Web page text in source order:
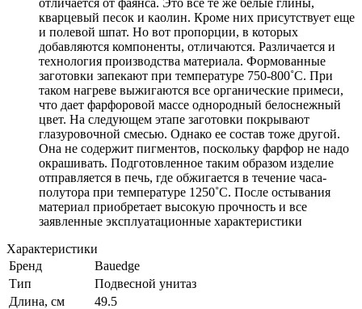
кварцевый песок и каолин. Кроме них присутствует еще
и полевой шпат. Но вот пропорции, в которых
добавляются компоненты, отличаются. Различается и
технология производства материала. Формованные
заготовки запекают при температуре 750-800˚С. При
таком нагреве выжигаются все органические примеси,
что дает фарфоровой массе однородный белоснежный
цвет. На следующем этапе заготовки покрывают
глазуровочной смесью. Однако ее состав тоже другой.
Она не содержит пигментов, поскольку фарфор не надо
окрашивать. Подготовленное таким образом изделие
отправляется в печь, где обжигается в течение часа-
полутора при температуре 1250˚С. После остывания
материал приобретает высокую прочность и все
заявленные эксплуатационные характеристики
Характеристики
Бренд
Bauedge
Тип
Подвесной унитаз
Длина, см
49.5